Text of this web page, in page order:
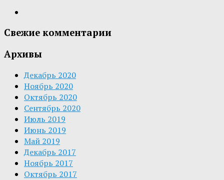
Свежие комментарии
Архивы
Декабрь 2020
Ноябрь 2020
Октябрь 2020
Сентябрь 2020
Июль 2019
Июнь 2019
Май 2019
Декабрь 2017
Ноябрь 2017
Октябрь 2017